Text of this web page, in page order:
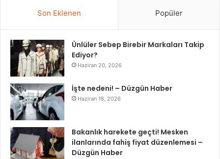
Son Eklenen Popüler
Ünlüler Sebep Birebir Markaları Takip
Ediyor?
Haziran 20, 2026
İşte nedeni! – Düzgün Haber
Haziran 18, 2026
Bakanlık harekete geçti! Mesken
ilanlarında fahiş fiyat düzenlemesi –
Düzgün Haber